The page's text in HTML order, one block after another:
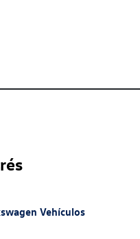
Vehículos